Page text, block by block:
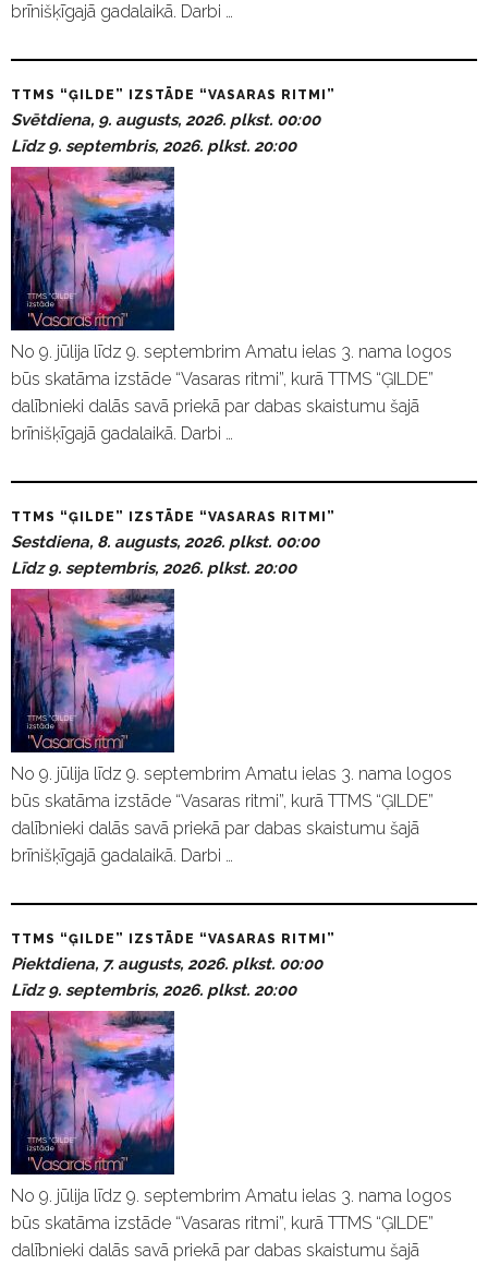
brīnišķīgajā gadalaikā. Darbi …
TTMS “ĢILDE” IZSTĀDE “VASARAS RITMI”
Svētdiena, 9. augusts, 2026. plkst. 00:00
Līdz 9. septembris, 2026. plkst. 20:00
No 9. jūlija līdz 9. septembrim Amatu ielas 3. nama logos
būs skatāma izstāde “Vasaras ritmi”, kurā TTMS “ĢILDE”
dalībnieki dalās savā priekā par dabas skaistumu šajā
brīnišķīgajā gadalaikā. Darbi …
TTMS “ĢILDE” IZSTĀDE “VASARAS RITMI”
Sestdiena, 8. augusts, 2026. plkst. 00:00
Līdz 9. septembris, 2026. plkst. 20:00
No 9. jūlija līdz 9. septembrim Amatu ielas 3. nama logos
būs skatāma izstāde “Vasaras ritmi”, kurā TTMS “ĢILDE”
dalībnieki dalās savā priekā par dabas skaistumu šajā
brīnišķīgajā gadalaikā. Darbi …
TTMS “ĢILDE” IZSTĀDE “VASARAS RITMI”
Piektdiena, 7. augusts, 2026. plkst. 00:00
Līdz 9. septembris, 2026. plkst. 20:00
No 9. jūlija līdz 9. septembrim Amatu ielas 3. nama logos
būs skatāma izstāde “Vasaras ritmi”, kurā TTMS “ĢILDE”
dalībnieki dalās savā priekā par dabas skaistumu šajā